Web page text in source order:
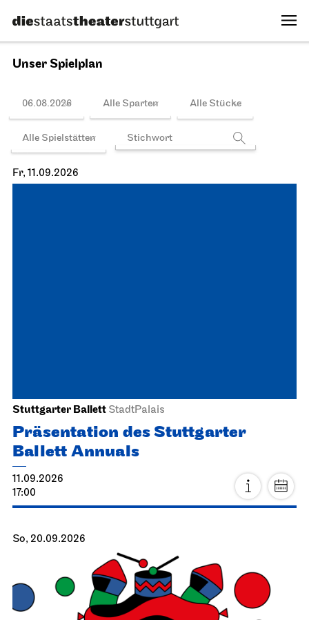
Unser Spielplan
06.08.2026 Alle Sparten Alle Stücke
Alle Spielstätten
Fr, 11.09.2026
Stuttgarter Ballett StadtPalais
Präsentation des Stuttgarter
Ballett Annuals
11.09.2026
17:00
So, 20.09.2026